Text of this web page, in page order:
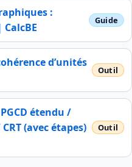
:
d’unités
étendu /
(avec étapes)